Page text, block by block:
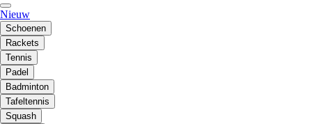
Nieuw
Schoenen
Rackets
Tennis
Padel
Badminton
Tafeltennis
Squash